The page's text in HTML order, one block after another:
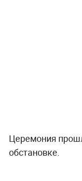
Церемония
обстановке.